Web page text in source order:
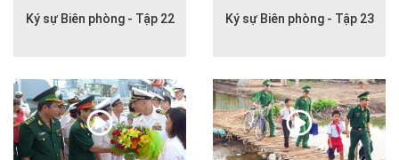
Ký sự Biên phòng - Tập 22 Ký sự Biên phòng - Tập 23